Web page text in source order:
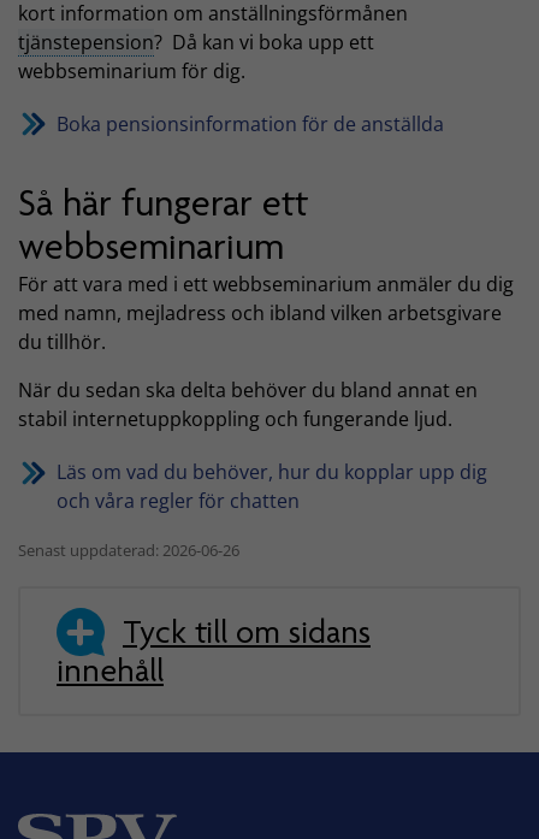
kort information om anställningsförmånen
tjänstepension? Då kan vi boka upp ett
webbseminarium för dig.
Boka pensionsinformation för de anställda
Så här fungerar ett
webbseminarium
För att vara med i ett webbseminarium anmäler du dig
med namn, mejladress och ibland vilken arbetsgivare
du tillhör.
När du sedan ska delta behöver du bland annat en
stabil internetuppkoppling och fungerande ljud.
Läs om vad du behöver, hur du kopplar upp dig
och våra regler för chatten
Senast uppdaterad: 2026-06-26
Tyck till om sidans
innehåll